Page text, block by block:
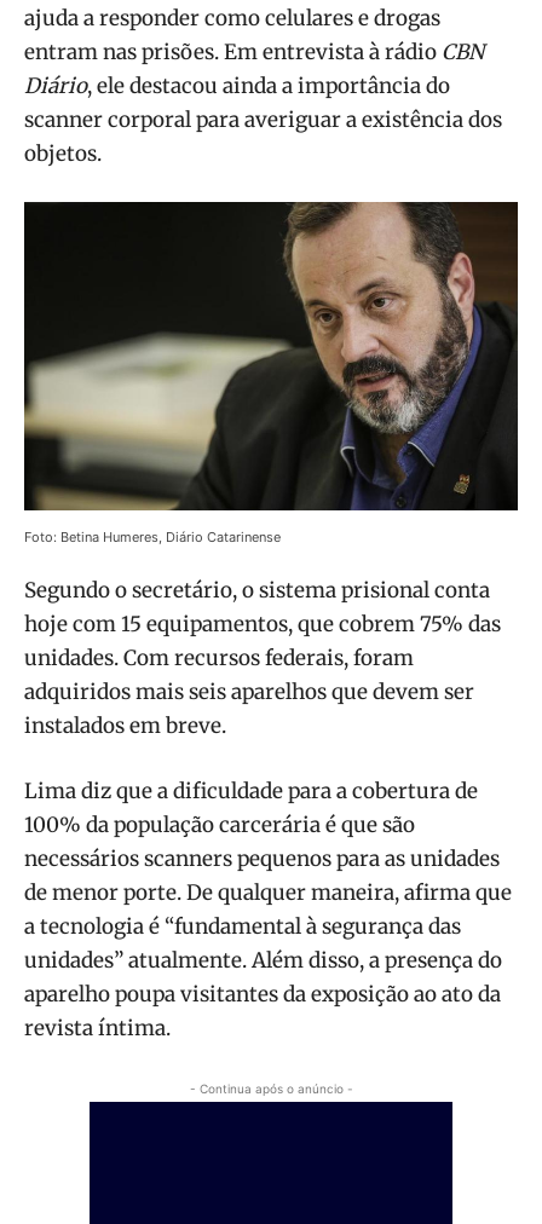
ajuda a responder como celulares e drogas
entram nas prisões. Em entrevista à rádio CBN
Diário, ele destacou ainda a importância do
scanner corporal para averiguar a existência dos
objetos.
Foto: Betina Humeres, Diário Catarinense
Segundo o secretário, o sistema prisional conta
hoje com 15 equipamentos, que cobrem 75% das
unidades. Com recursos federais, foram
adquiridos mais seis aparelhos que devem ser
instalados em breve.
Lima diz que a dificuldade para a cobertura de
100% da população carcerária é que são
necessários scanners pequenos para as unidades
de menor porte. De qualquer maneira, afirma que
a tecnologia é “fundamental à segurança das
unidades” atualmente. Além disso, a presença do
aparelho poupa visitantes da exposição ao ato da
revista íntima.
- Continua após o anúncio -